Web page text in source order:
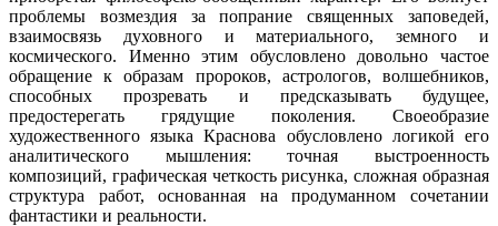
проблемы возмездия за попрание священных заповедей,
взаимосвязь духовного и материального, земного и
космического. Именно этим обусловлено довольно частое
обращение к образам пророков, астрологов, волшебников,
способных прозревать и предсказывать будущее,
предостерегать грядущие поколения. Своеобразие
художественного языка Краснова обусловлено логикой его
аналитического мышления: точная выстроенность
композиций, графическая четкость рисунка, сложная образная
структура работ, основанная на продуманном сочетании
фантастики и реальности.